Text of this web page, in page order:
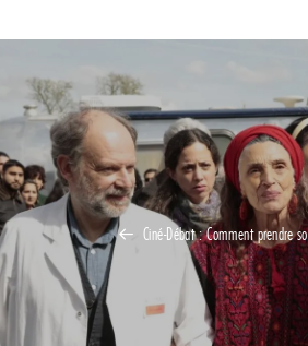
Ciné-Débat : Comment prendre